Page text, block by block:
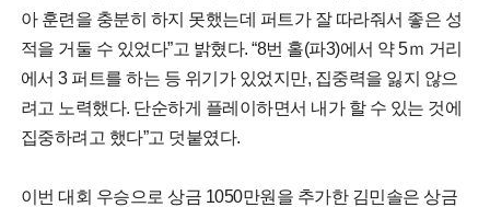
아 훈련을 충분히 하지 못했는데 퍼트가 잘 따라줘서 좋은 성
적을 거둘 수 있었다”고 밝혔다. “8번 홀(파3)에서 약 5ｍ 거리
에서 3 퍼트를 하는 등 위기가 있었지만, 집중력을 잃지 않으
려고 노력했다. 단순하게 플레이하면서 내가 할 수 있는 것에
집중하려고 했다”고 덧붙였다.
이번 대회 우승으로 상금 1050만원을 추가한 김민솔은 상금